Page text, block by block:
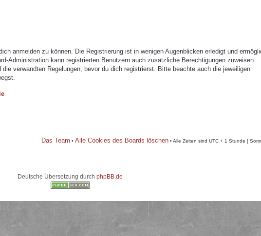
anmelden zu können. Die Registrierung ist in wenigen Augenblicken erledigt und
Administration kann registrierten Benutzern auch zusätzliche Berechtigungen zuweisen.
verwandten Regelungen, bevor du dich registrierst. Bitte beachte auch die jeweiligen
Das Team • Alle Cookies des Boards löschen • Alle Zeiten sind UTC + 1 Stunde [
Deutsche Übersetzung durch phpBB.de